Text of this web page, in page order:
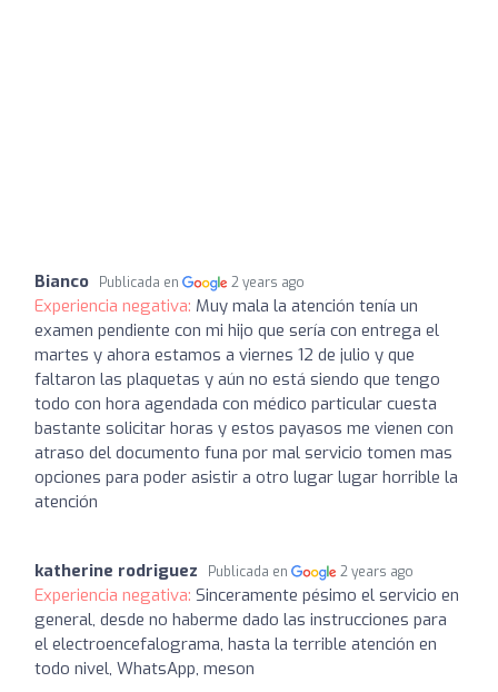
Bianco Publicada en 2 years ago
Experiencia negativa: Muy mala la atención tenía un
examen pendiente con mi hijo que sería con entrega el
martes y ahora estamos a viernes 12 de julio y que
faltaron las plaquetas y aún no está siendo que tengo
todo con hora agendada con médico particular cuesta
bastante solicitar horas y estos payasos me vienen con
atraso del documento funa por mal servicio tomen mas
opciones para poder asistir a otro lugar lugar horrible la
atención
katherine rodriguez Publicada en 2 years ago
Experiencia negativa: Sinceramente pésimo el servicio en
general, desde no haberme dado las instrucciones para
el electroencefalograma, hasta la terrible atención en
todo nivel, WhatsApp, meson